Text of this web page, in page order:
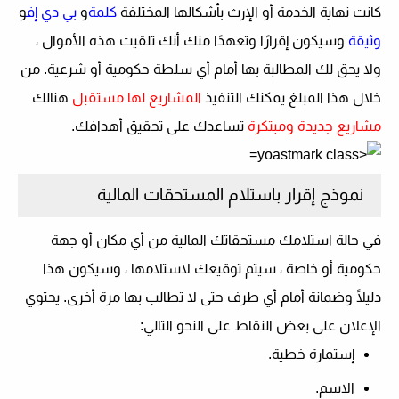
كانت نهاية الخدمة أو الإرث بأشكالها المختلفة كلمةو بي دي إفو
وثيقة وسيكون إقرارًا وتعهدًا منك أنك تلقيت هذه الأموال ،
ولا يحق لك المطالبة بها أمام أي سلطة حكومية أو شرعية. من
خلال هذا المبلغ يمكنك التنفيذ المشاريع لها مستقبل هنالك
مشاريع جديدة ومبتكرة تساعدك على تحقيق أهدافك.
نموذج إقرار باستلام المستحقات المالية
في حالة استلامك مستحقاتك المالية من أي مكان أو جهة
حكومية أو خاصة ، سيتم توقيعك لاستلامها ، وسيكون هذا
دليلًا وضمانة أمام أي طرف حتى لا تطالب بها مرة أخرى. يحتوي
الإعلان على بعض النقاط على النحو التالي:
إستمارة خطية.
الاسم.